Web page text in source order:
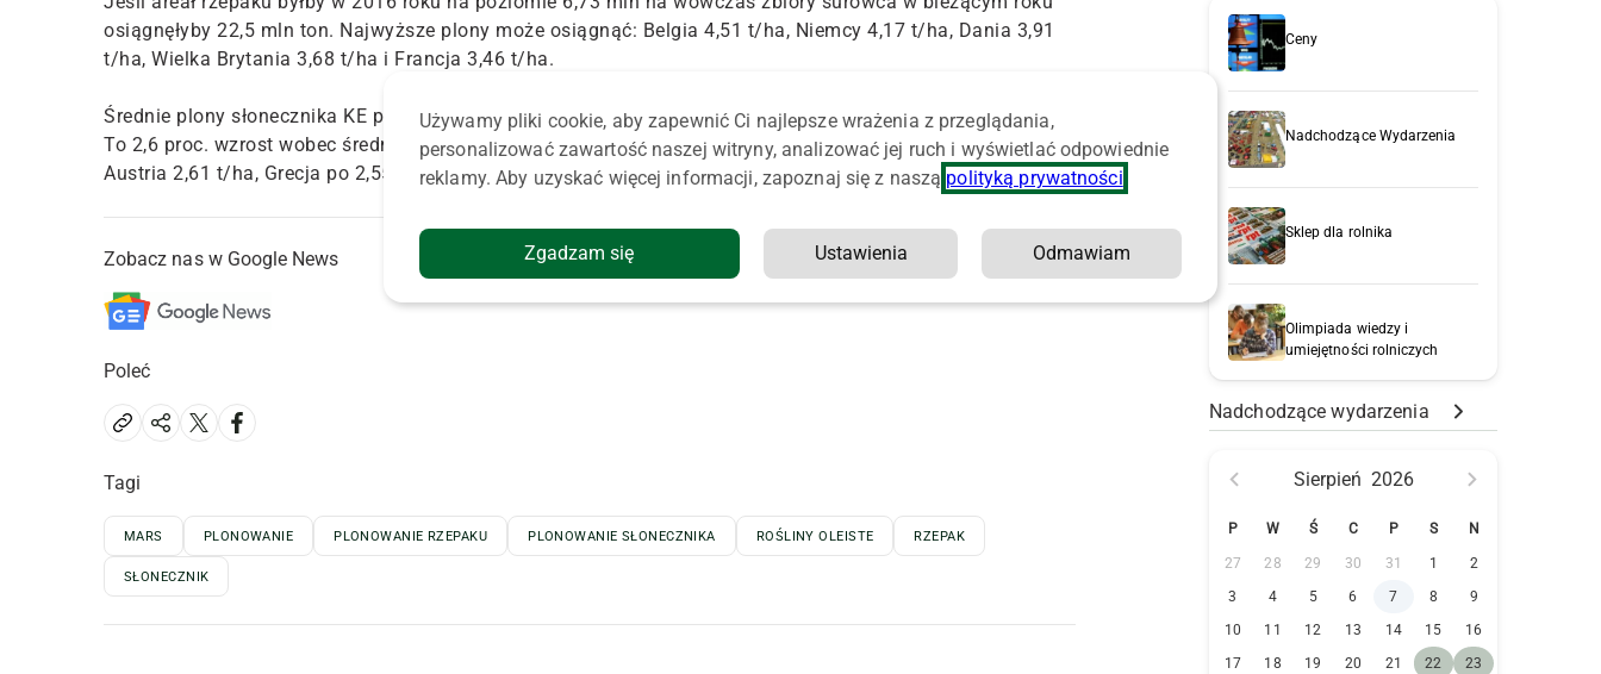
osiągnęłyby 22,5 mln ton. Najwyższe plony może osiągnąć: Belgia 4,51 t/ha, Niemcy 4,17 t/ha, Dania 3,91
t/ha, Wielka Brytania 3,68 t/ha i Francja 3,46 t/ha.
Średnie plony słonecznika KE prognozuje natomiast na 1,95 t/ha wobec 1,74 t/ha rok wcześniej (+12 proc.).
To 2,6 proc. wzrost wobec średniej z ostatnich 5 lat. Najwyższe plony może osiągnąć: Chorwacja 2,62 t/ha,
Austria 2,61 t/ha, Grecja po 2,55 t/ha oraz Węgry 2,53 t/ha.
Zobacz nas w Google News
Poleć
Tagi
MARS PLONOWANIE PLONOWANIE RZEPAKU PLONOWANIE SŁONECZNIKA ROŚLINY OLEISTE RZEPAK
SŁONECZNIK
Ceny
Nadchodzące Wydarzenia
Sklep dla rolnika
Olimpiada wiedzy i
umiejętności rolniczych
Nadchodzące wydarzenia
Sierpień 2026
P W Ś C P S N
27 28 29 30 31 1
2
3
4 5 6 7 8
9
10
11 12 13 14 15
16
17
18 19 20 21 22
23
Używamy pliki cookie, aby zapewnić Ci najlepsze wrażenia z przeglądania,
personalizować zawartość naszej witryny, analizować jej ruch i wyświetlać odpowiednie
reklamy. Aby uzyskać więcej informacji, zapoznaj się z naszą polityką prywatności
Zgadzam się Ustawienia Odmawiam